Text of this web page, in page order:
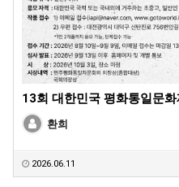
13회 대한민국 평화통일문
환희
2026.06.11